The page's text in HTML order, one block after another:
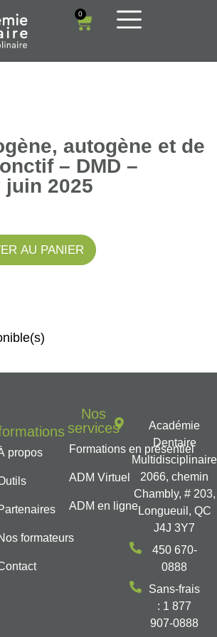
0
autogène et de
– DMD –
juin 2025
AU PANIER
propos
formateurs
Nos
services
Formations en présentiel
ADM Virtuel
ADM en ligne
Académie
Dentaire
Multidisciplinaire
2066, chemin
Chambly, # 203,
Longueuil, QC
J4J 3Y7
450 670-
0888
Sans-frais
: 1 877
907-0888